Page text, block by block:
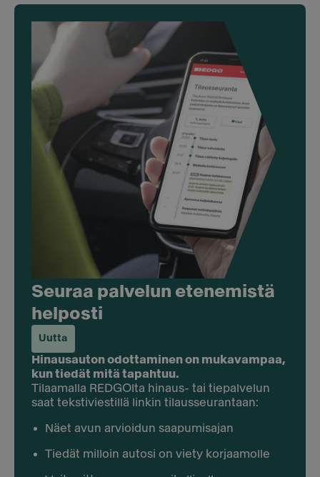
Seuraa palvelun etenemistä
helposti
Uutta
Hinausauton odottaminen on mukavampaa,
kun tiedät mitä tapahtuu.
Tilaamalla REDGOlta hinaus- tai tiepalvelun
saat tekstiviestillä linkin tilausseurantaan:
Näet avun arvioidun saapumisajan
Tiedät milloin autosi on viety korjaamolle